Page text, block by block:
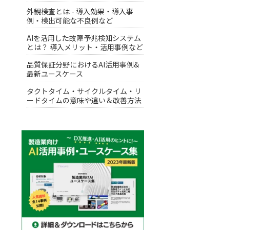
外観検査とは - 導入効果・導入事
例・検出可能な不良例など
AIを活用した故障予兆検知システム
とは？ 導入メリット・活用事例など
品質保証分野におけるAI活用事例&
最新ユースケース
タクトタイム・サイクルタイム・リ
ードタイムの意味や違い＆改善方法